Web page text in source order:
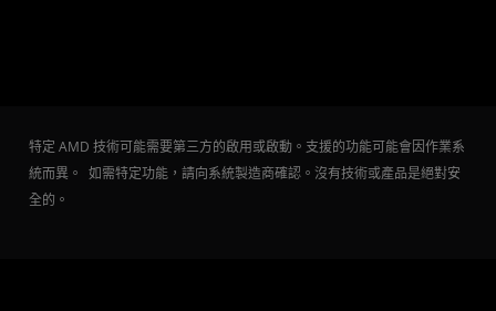
特定 AMD 技術可能需要第三方的啟用或啟動。支援的功能可能會因作業系
統而異。 如需特定功能，請向系統製造商確認。沒有技術或產品是絕對安
全的。